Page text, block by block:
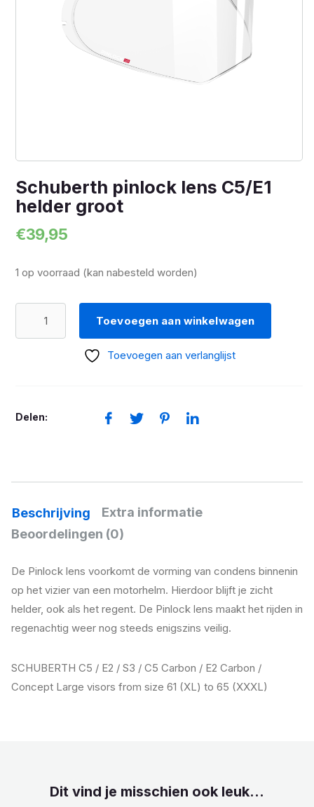
Schuberth pinlock lens C5/E1
helder groot
€39,95
1 op voorraad (kan nabesteld worden)
aantal
Toevoegen aan winkelwagen
Toevoegen aan verlanglijst
Delen:
Beschrijving
Extra informatie
Beoordelingen (0)
De Pinlock lens voorkomt de vorming van condens binnenin
op het vizier van een motorhelm. Hierdoor blijft je zicht
helder, ook als het regent. De Pinlock lens maakt het rijden in
regenachtig weer nog steeds enigszins veilig.
SCHUBERTH C5 / E2 / S3 / C5 Carbon / E2 Carbon /
Concept Large visors from size 61 (XL) to 65 (XXXL)
Dit vind je misschien ook leuk...